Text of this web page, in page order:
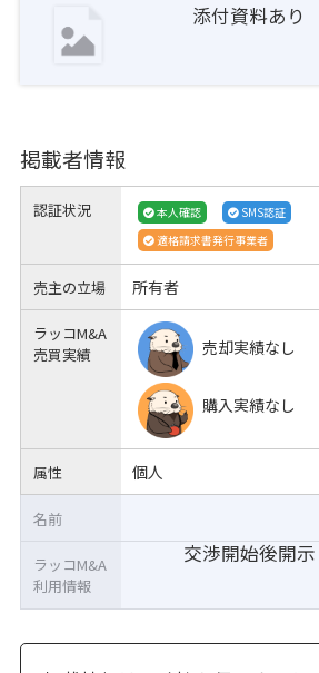
添付資料あり
掲載者情報
認証状況 本人確認
SMS認証
適格請求書発行事業者
売主の立場 所有者
ラッコM&A
売買実績
売却実績なし
購入実績なし
属性 個人
交渉開始後開示
名前
ラッコM&A
利用情報